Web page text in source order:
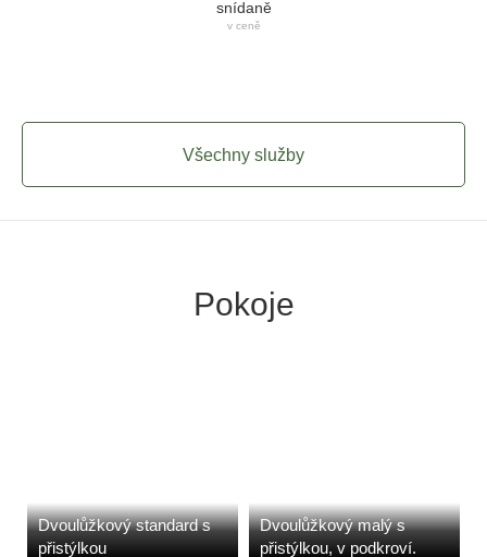
snídaně
v ceně
Všechny služby
Pokoje
Dvoulůžkový standard s
přistýlkou
Dvoulůžkový malý s
přistýlkou, v podkroví.